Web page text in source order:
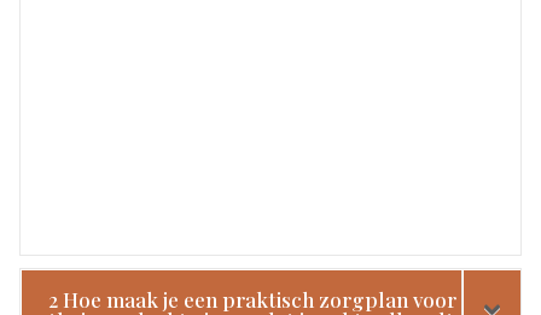
2 Hoe maak je een praktisch zorgplan voor